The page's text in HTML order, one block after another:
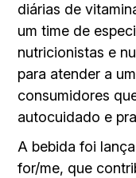
diárias de
um time de
nutricionistas e
para atender a
consumidores
autocuidado e
A bebida foi
for/me, que